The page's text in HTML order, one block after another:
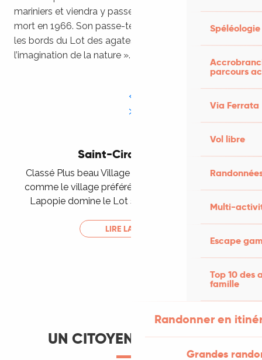
Spéléologie
parcours
Via Ferrata
Vol libre
Multi-
Escape
Top 10 des
famille
Randonner en
Grandes
mariniers et viendra y passer tous ses étés jusqu’à sa
mort en 1966. Son passe-temps favori : ramasser sur
les bords du Lot des agates, qu’il appelait « fruits de
l’imagination de la nature ».
Saint-Cirq-Lapopie
Classé Plus beau Village de France mais aussi élu
comme le village préféré des français, Saint-Cirq-
Lapopie domine le Lot sur son éperon rocheux.
LIRE LA SUITE
UN CITOYEN DU MONDE